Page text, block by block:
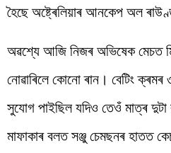
হৈছে অষ্ট্ৰেলিয়াৰ আনকেপ অল
অৱশ্যে আজি নিজৰ অভিষেক মেচত
নোৱাৰিলে কোনো ৰান। বেটিং ক্ৰমৰ
সুযোগ পাইছিল যদিও তেওঁ মাত্ৰ
মাফাকাৰ বলত সঞ্জু চেমছনৰ হাতত